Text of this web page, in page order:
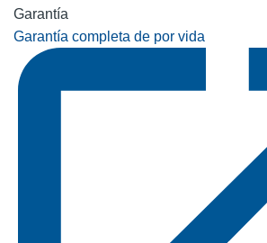
Garantía
Garantía completa de por vida